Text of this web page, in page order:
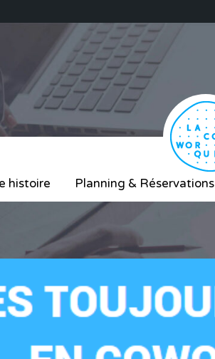
histoire Planning & Réservations